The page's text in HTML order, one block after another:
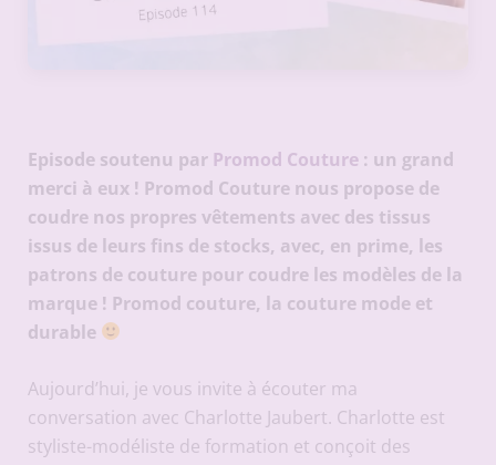
Episode soutenu par Promod Couture: un grand
merci à eux ! Promod Couture nous propose de
coudre nos propres vêtements avec des tissus
issus de leurs fins de stocks, avec, en prime, les
patrons de couture pour coudre les modèles de la
marque ! Promod couture, la couture mode et
durable
Aujourd’hui, je vous invite à écouter ma
conversation avec Charlotte Jaubert. Charlotte est
styliste-modéliste de formation et conçoit des